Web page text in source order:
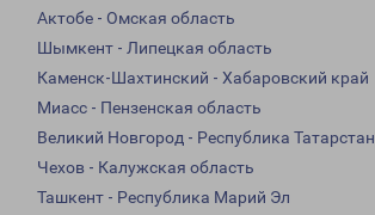
Актобе - Омская область
Шымкент - Липецкая область
Каменск-Шахтинский - Хабаровский край
Миасс - Пензенская область
Великий Новгород - Республика Татарстан
Чехов - Калужская область
Ташкент - Республика Марий Эл